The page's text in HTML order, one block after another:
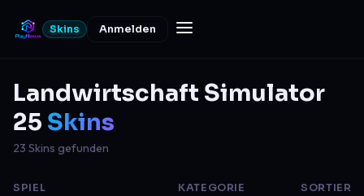
Skins Anmelden
Landwirtschaft Simulator
25 Skins
23 Skins gefunden
SPIEL KATEGORIE